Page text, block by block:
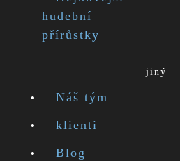
hudební
přírůstky
jiný
Náš tým
klienti
Blog